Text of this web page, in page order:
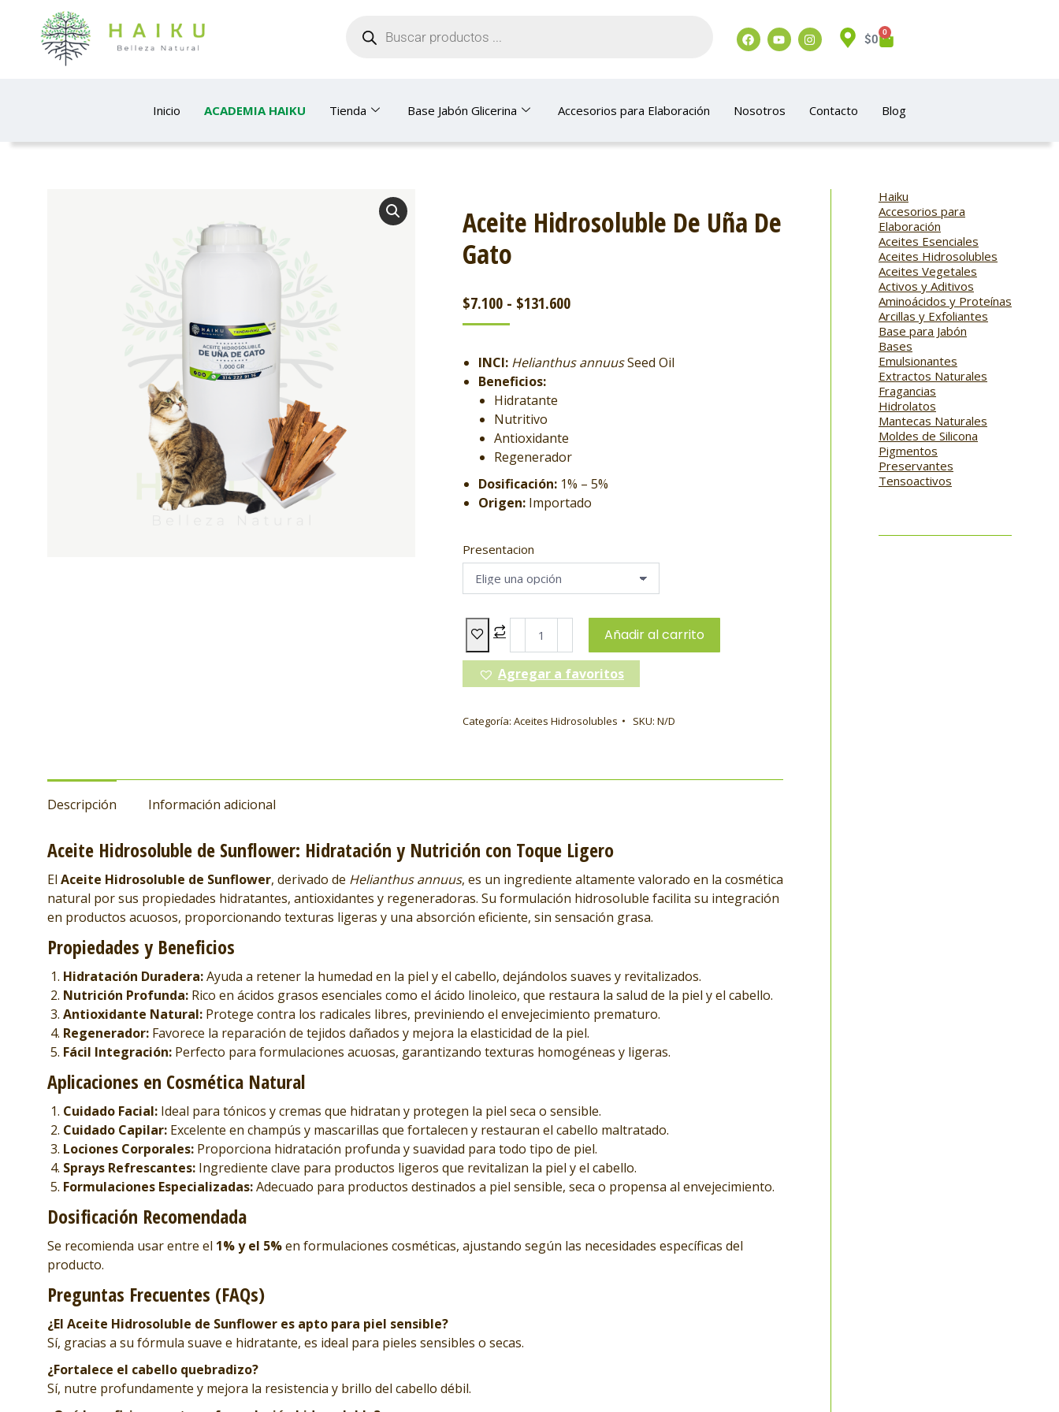
$0 0
Inicio ACADEMIA HAIKU Tienda Base Jabón Glicerina Accesorios para Elaboración Nosotros Contacto Blog
Aceite Hidrosoluble De Uña De
Gato
$7.100 - $131.600
INCI: Helianthus annuusSeed Oil
Beneficios:
Hidratante
Nutritivo
Antioxidante
Regenerador
Dosificación: 1% – 5%
Origen: Importado
Presentacion
Añadir al carrito
Agregar a favoritos
Categoría: Aceites Hidrosolubles SKU: N/D
Descripción Información adicional
Aceite Hidrosoluble de Sunflower: Hidratación y Nutrición con Toque Ligero
El Aceite Hidrosoluble de Sunflower, derivado de Helianthus annuus, es un ingrediente altamente valorado en la cosmética
natural por sus propiedades hidratantes, antioxidantes y regeneradoras. Su formulación hidrosoluble facilita su integración
en productos acuosos, proporcionando texturas ligeras y una absorción eficiente, sin sensación grasa.
Propiedades y Beneficios
Hidratación Duradera:Ayuda a retener la humedad en la piel y el cabello, dejándolos suaves y revitalizados.
Nutrición Profunda: Rico en ácidos grasos esenciales como el ácido linoleico, que restaura la salud de la piel y el cabello.
Antioxidante Natural: Protege contra los radicales libres, previniendo el envejecimiento prematuro.
Regenerador: Favorece la reparación de tejidos dañados y mejora la elasticidad de la piel.
Fácil Integración: Perfecto para formulaciones acuosas, garantizando texturas homogéneas y ligeras.
Aplicaciones en Cosmética Natural
Cuidado Facial: Ideal para tónicos y cremas que hidratan y protegen la piel seca o sensible.
Cuidado Capilar: Excelente en champús y mascarillas que fortalecen y restauran el cabello maltratado.
Lociones Corporales: Proporciona hidratación profunda y suavidad para todo tipo de piel.
Sprays Refrescantes: Ingrediente clave para productos ligeros que revitalizan la piel y el cabello.
Formulaciones Especializadas:Adecuado para productos destinados a piel sensible, seca o propensa al envejecimiento.
Dosificación Recomendada
Se recomienda usar entre el 1% y el 5%en formulaciones cosméticas, ajustando según las necesidades específicas del
producto.
Preguntas Frecuentes (FAQs)
¿El Aceite Hidrosoluble de Sunflower es apto para piel sensible?
Sí, gracias a su fórmula suave e hidratante, es ideal para pieles sensibles o secas.
¿Fortalece el cabello quebradizo?
Sí, nutre profundamente y mejora la resistencia y brillo del cabello débil.
Haiku
Accesorios para
Elaboración
Aceites Esenciales
Aceites Hidrosolubles
Aceites Vegetales
Activos y Aditivos
Aminoácidos y Proteínas
Arcillas y Exfoliantes
Base para Jabón
Bases
Emulsionantes
Extractos Naturales
Fragancias
Hidrolatos
Mantecas Naturales
Moldes de Silicona
Pigmentos
Preservantes
Tensoactivos